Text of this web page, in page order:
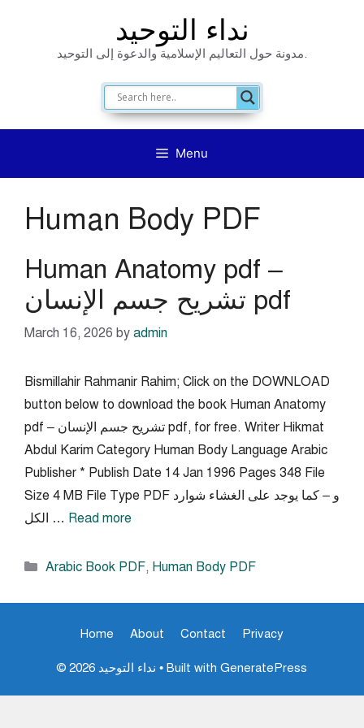
نداء التوحيد
مدونة حول التعاليم الإسلامية والدعوة إلى التوحيد.
Menu
Human Body PDF
Human Anatomy pdf –
تشريح جسم الإنسان pdf
March 16, 2026 by admin
Bismillahir Rahmanir Rahim; Click on the DOWNLOAD
button below to download the book Human Anatomy
pdf – تشريح جسم الإنسان pdf, for free. Writer Hikmat
Abdul Karim Category Human Body Language Arabic
Publisher * Publish Date 14 Jan 1996 Pages 348 File
Size 4 MB File Type PDF و – كما يوجد على الغشاء شوارد
الكل … Read more
Categories
Arabic Book PDF, Human Body PDF
Home About Contact Privacy
© 2026 نداء التوحيد • Built with GeneratePress